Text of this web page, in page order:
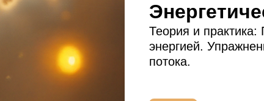
Теория и практика:
энергией.
потока.